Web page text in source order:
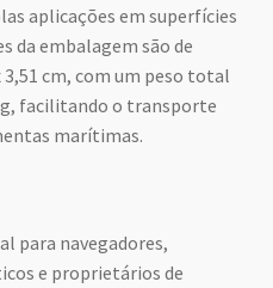
aplicações em superfícies
da embalagem são de
cm, com um peso total
facilitando o transporte
marítimas.
para navegadores,
e proprietários de